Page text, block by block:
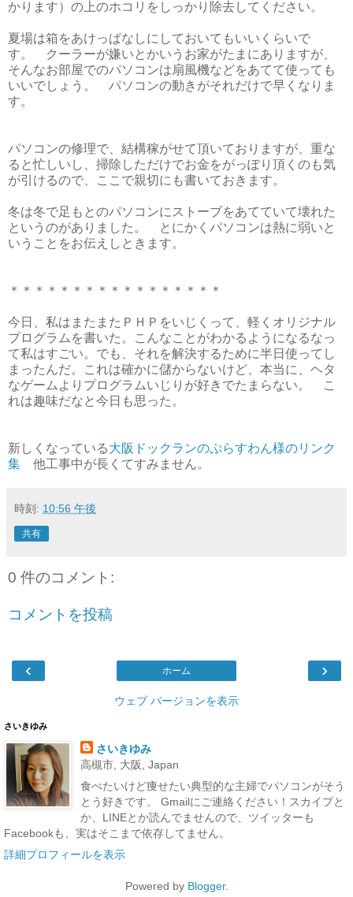
かります）の上のホコリをしっかり除去してください。
夏場は箱をあけっぱなしにしておいてもいいくらいで
す。 クーラーが嫌いとかいうお家がたまにありますが、
そんなお部屋でのパソコンは扇風機などをあてて使っても
いいでしょう。 パソコンの動きがそれだけで早くなりま
す。
パソコンの修理で、結構稼がせて頂いておりますが、重な
ると忙しいし、掃除しただけでお金をがっぽり頂くのも気
が引けるので、ここで親切にも書いておきます。
冬は冬で足もとのパソコンにストーブをあてていて壊れた
というのがありました。 とにかくパソコンは熱に弱いと
いうことをお伝えしときます。
＊＊＊＊＊＊＊＊＊＊＊＊＊＊＊＊＊
今日、私はまたまたＰＨＰをいじくって、軽くオリジナル
プログラムを書いた。こんなことがわかるようになるなっ
て私はすごい。でも、それを解決するために半日使ってし
まったんだ。これは確かに儲からないけど、本当に、ヘタ
なゲームよりプログラムいじりが好きでたまらない。 こ
れは趣味だなと今日も思った。
新しくなっている大阪ドックランのぷらすわん様のリンク
集 他工事中が長くてすみません。
時刻: 10:56 午後
共有
0 件のコメント:
コメントを投稿
‹ ›
ホーム
ウェブ バージョンを表示
さいきゆみ
さいきゆみ
高槻市, 大阪, Japan
食べたいけど痩せたい典型的な主婦でパソコンがそう
とう好きです。 Gmailにご連絡ください！スカイプと
か、LINEとか読んでませんので、ツイッターも
Facebookも、実はそこまで依存してません。
詳細プロフィールを表示
Powered by Blogger.